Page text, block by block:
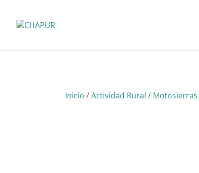
Inicio /Actividad Rural / Motosierras